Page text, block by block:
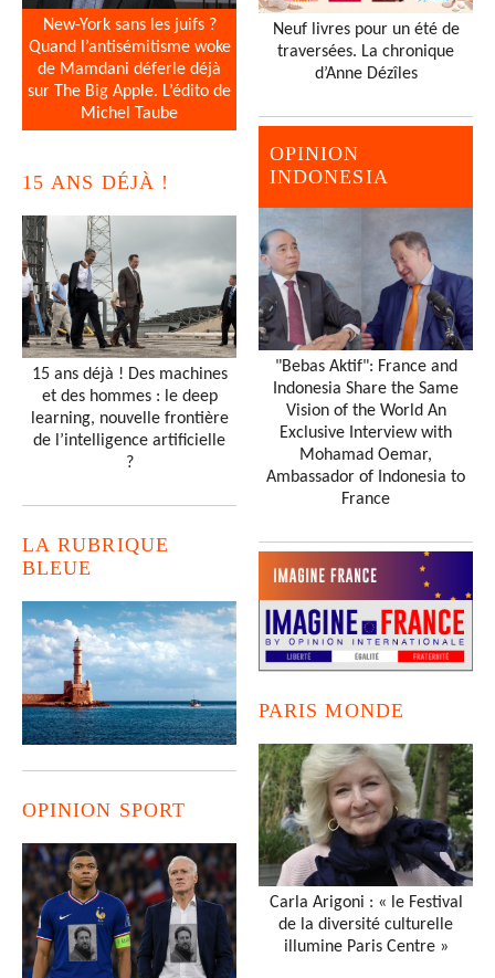
New-York sans les juifs ?
Quand l’antisémitisme woke
de Mamdani déferle déjà
sur The Big Apple. L’édito de
Michel Taube
15 ANS DÉJÀ !
15 ans déjà ! Des machines
et des hommes : le deep
learning, nouvelle frontière
de l’intelligence artificielle
?
LA RUBRIQUE
BLEUE
OPINION SPORT
Neuf livres pour un été de
traversées. La chronique
d’Anne Dézîles
OPINION
INDONESIA
"Bebas Aktif": France and
Indonesia Share the Same
Vision of the World An
Exclusive Interview with
Mohamad Oemar,
Ambassador of Indonesia to
France
PARIS MONDE
Carla Arigoni : « le Festival
de la diversité culturelle
illumine Paris Centre »